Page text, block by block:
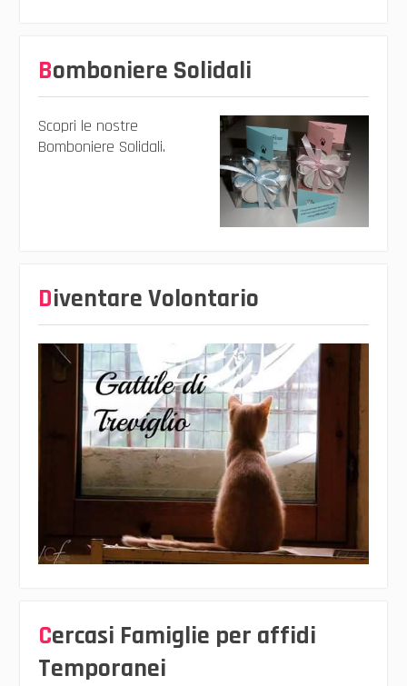
Bomboniere Solidali
Scopri le nostre
Bomboniere Solidali.
Diventare Volontario
Cercasi Famiglie per affidi
Temporanei